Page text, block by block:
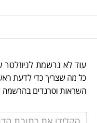
עוד לא נרשמת לניוזלטר
כל מה שצריך כדי לדעת
השראות וטרנדים בהרשמה